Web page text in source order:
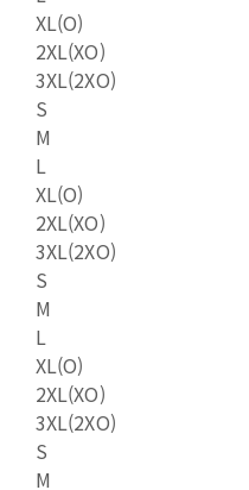
XL(O)
2XL(XO)
3XL(2XO)
S
M
L
XL(O)
2XL(XO)
3XL(2XO)
S
M
L
XL(O)
2XL(XO)
3XL(2XO)
S
M